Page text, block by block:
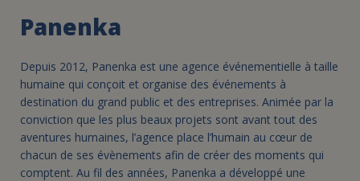
Panenka
Depuis 2012, Panenka est une agence événementielle à taille
humaine qui conçoit et organise des événements à
destination du grand public et des entreprises. Animée par la
conviction que les plus beaux projets sont avant tout des
aventures humaines, l’agence place l’humain au cœur de
chacun de ses évènements afin de créer des moments qui
comptent. Au fil des années, Panenka a développé une